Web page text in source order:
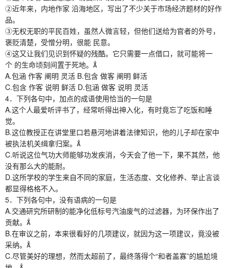
②近年来，内地作家 沿海地区，写出了不少关于市场经济题材的好作
品。
③无权无职的平民百姓，虽然人微言轻，但他们送给为官者的外号，
褒贬清楚，受憎分明，很能 民意。
④这又让我们见识到怀疑的残酷。它只需要一点借口，就可能将一
个 的生命顷刻间置于死地。
A.包涵 作客 阐明 灵活 B.包含 做客 阐明 鲜活
C.包含 作客 说明 鲜活 D.包涵 做客 说明 灵活
4．下列各句中，加点的成语使用恰当的一句是
A.这个人最爱听评书了，经常听得出神入化，有时竟忘了吃饭和睡
觉。
B.这位教授正在讲堂里口若悬河地讲着法律知识，他的儿子却在家中
被执法机关缉拿归案。
C.听说这位气功大师能够功发疾消，今天会了他一下，果不其然，他
没有那么大的能耐。
D.这所学校的学生来自不同的家庭，生活态度、文化修养、举止言谈
都显得格格不入。
5．下列各句中，没有语病的一句是
A.交通研究所研制的能净化低标号汽油废气的过滤器，为环保作出了
贡献。
B.在审议之前，本来很看好的几项建议，就因为这一项建议，竟没被
采纳。
C.尽管美好的理想，然而太超前了，最终落得个“和者盖寡”的尴尬境